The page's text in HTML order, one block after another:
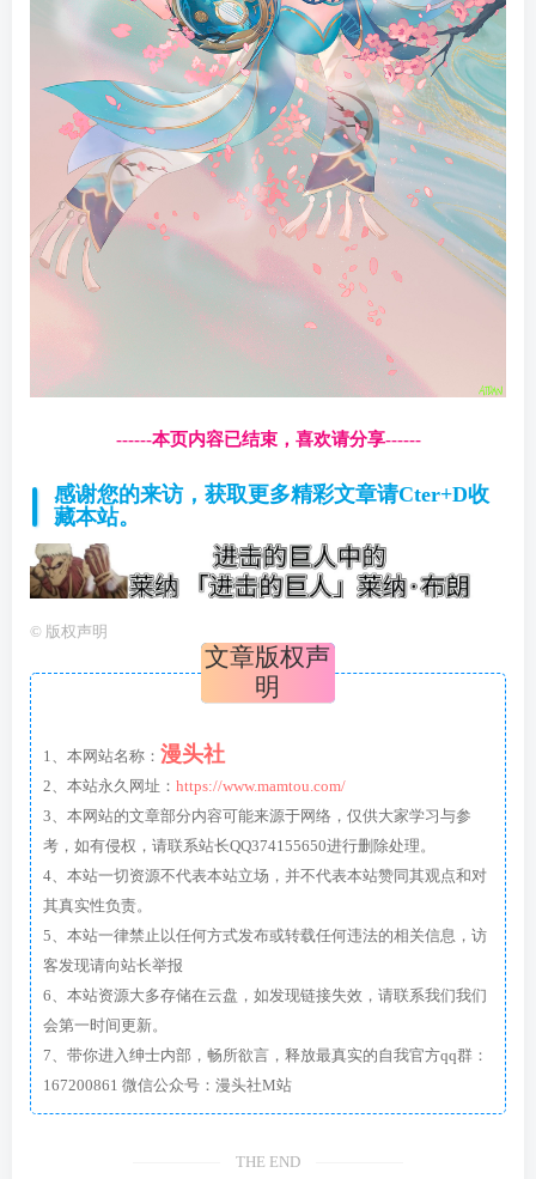
------本页内容已结束，喜欢请分享------
感谢您的来访，获取更多精彩文章请Cter+D收
藏本站。
© 版权声明
文章版权声
明
1、本网站名称： 漫头社
2、本站永久网址： https://www.mamtou.com/
3、本网站的文章部分内容可能来源于网络，仅供大家学习与参
考，如有侵权，请联系站长QQ374155650进行删除处理。
4、本站一切资源不代表本站立场，并不代表本站赞同其观点和对
其真实性负责。
5、本站一律禁止以任何方式发布或转载任何违法的相关信息，访
客发现请向站长举报
6、本站资源大多存储在云盘，如发现链接失效，请联系我们我们
会第一时间更新。
7、带你进入绅士内部，畅所欲言，释放最真实的自我官方qq群：
167200861 微信公众号：漫头社M站
THE END